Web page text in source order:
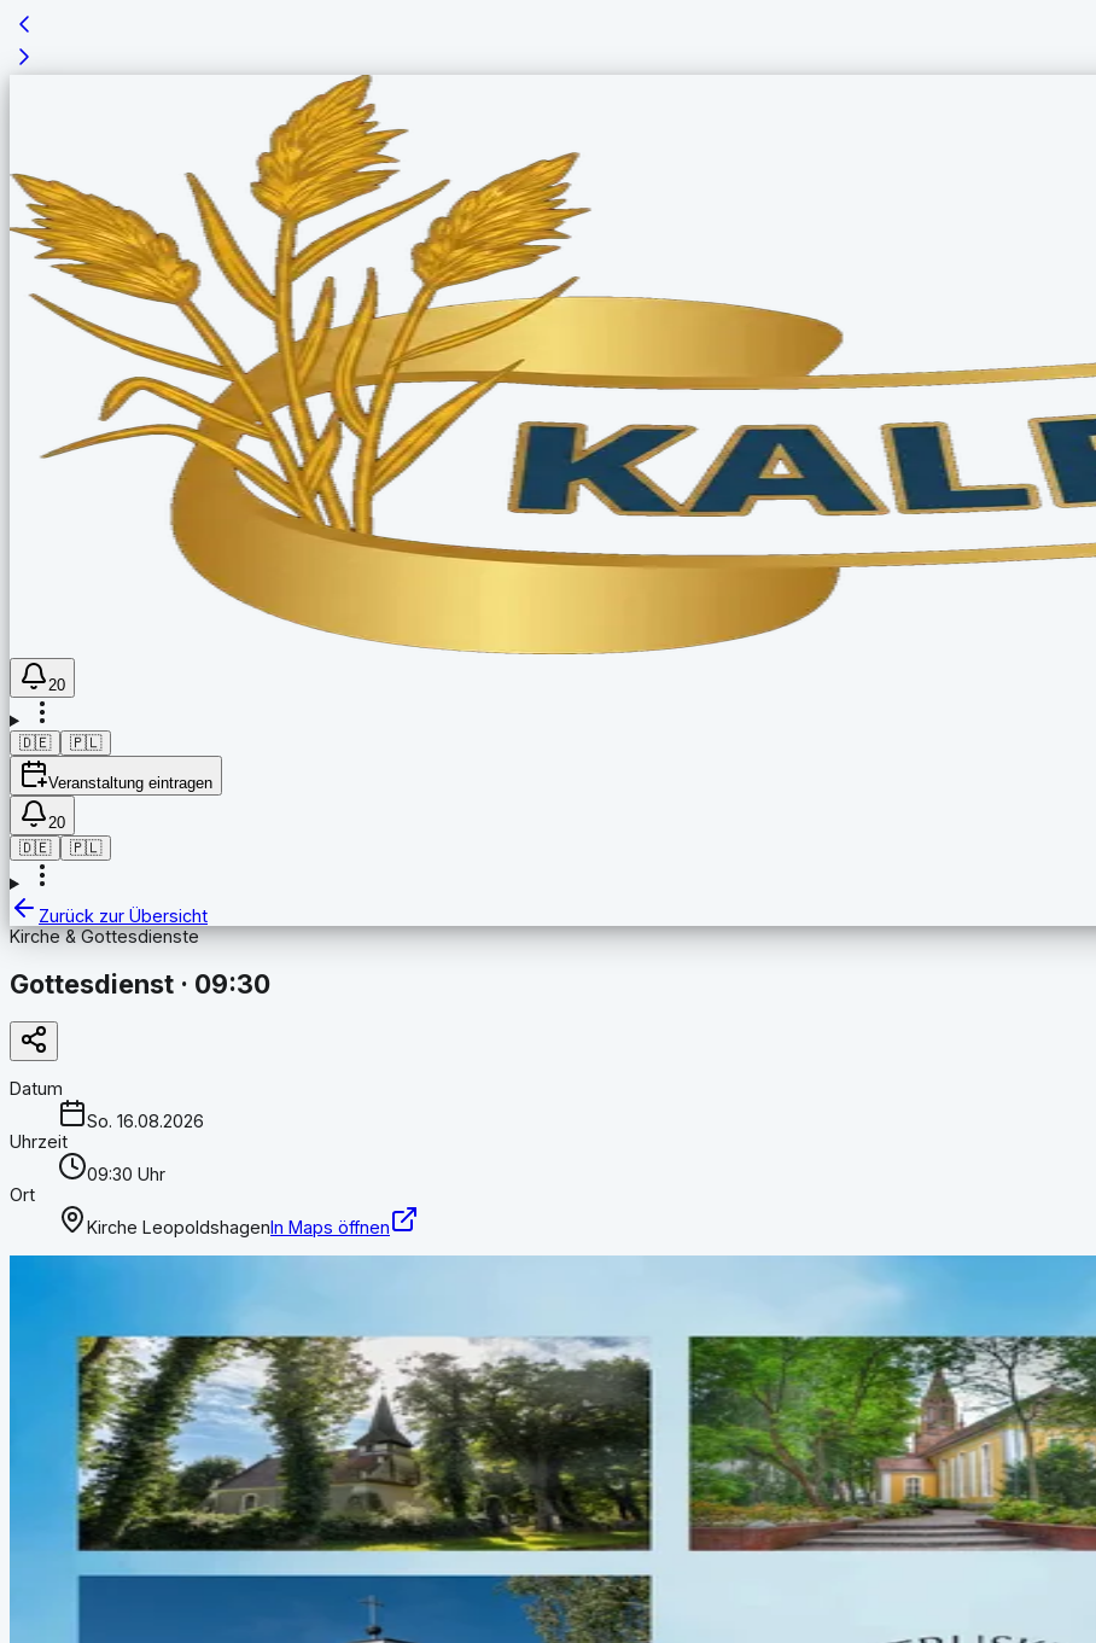
20
🇩🇪 🇵🇱
Veranstaltung eintragen
20
🇩🇪
🇵🇱
Zurück zur Übersicht
Kirche & Gottesdienste
Gottesdienst · 09:30
Datum
So. 16.08.2026
Uhrzeit
09:30 Uhr
Ort
Kirche LeopoldshagenIn Maps öffnen